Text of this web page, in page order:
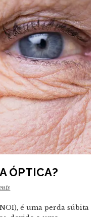
ÓPTICA?
é uma perda súbita